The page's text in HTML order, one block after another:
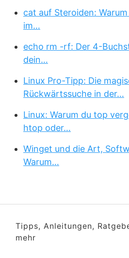
cat auf Steroiden:
im…
echo rm -rf: Der 4-
dein…
Linux Pro-Tipp: Die
Rückwärtssuche in der…
Linux: Warum du top
htop oder…
Winget und die Art,
Warum…
Tipps, Anleitungen,
mehr